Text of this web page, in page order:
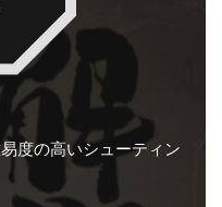
度の高いシューティン